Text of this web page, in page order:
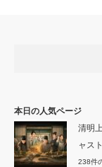
本日の人気ページ
清明
ャス
238件